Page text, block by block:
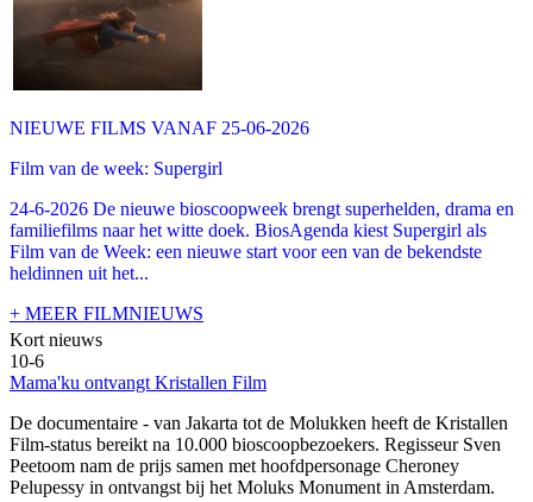
NIEUWE FILMS VANAF 25-06-2026
Film van de week: Supergirl
24-6-2026 De nieuwe bioscoopweek brengt superhelden, drama en
familiefilms naar het witte doek. BiosAgenda kiest Supergirl als
Film van de Week: een nieuwe start voor een van de bekendste
heldinnen uit het...
+ MEER FILMNIEUWS
Kort nieuws
10-6
Mama'ku ontvangt Kristallen Film
De documentaire - van Jakarta tot de Molukken heeft de Kristallen
Film-status bereikt na 10.000 bioscoopbezoekers. Regisseur Sven
Peetoom nam de prijs samen met hoofdpersonage Cheroney
Pelupessy in ontvangst bij het Moluks Monument in Amsterdam.